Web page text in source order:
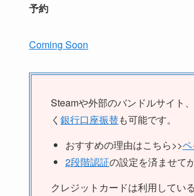
予約
Coming Soon
Steamや外部のバンドルサイト
く 銀行口座振替も可能です。
おすすめの理由はこちら>>ペ
2段階認証の設定を済ませて
クレジットカードは利用してい